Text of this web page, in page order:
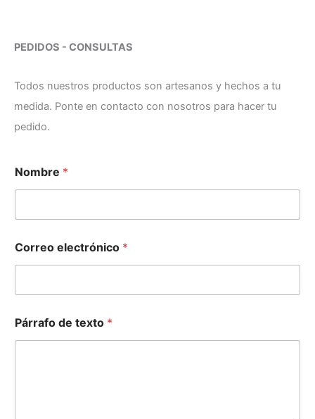
PEDIDOS - CONSULTAS
Todos nuestros productos son artesanos y hechos a tu
medida. Ponte en contacto con nosotros para hacer tu
pedido.
Nombre *
Correo electrónico *
e
x
Párrafo de texto *